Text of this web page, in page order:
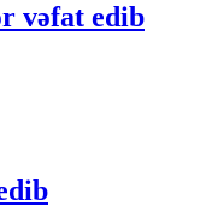
vəfat edib